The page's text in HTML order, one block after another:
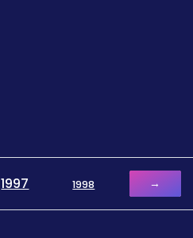
1997 1998 →